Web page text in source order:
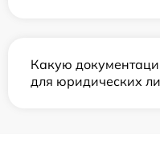
Какую
для юридических